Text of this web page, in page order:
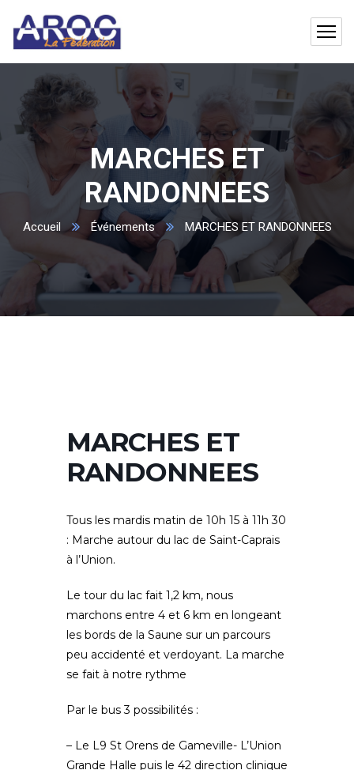
MARCHES ET
RANDONNEES
Accueil Événements MARCHES ET RANDONNEES
MARCHES ET
RANDONNEES
Tous les mardis matin de 10h 15 à 11h 30
: Marche autour du lac de Saint-Caprais
à l’Union.
Le tour du lac fait 1,2 km, nous
marchons entre 4 et 6 km en longeant
les bords de la Saune sur un parcours
peu accidenté et verdoyant. La marche
se fait à notre rythme
Par le bus 3 possibilités :
– Le L9 St Orens de Gameville- L’Union
Grande Halle puis le 42 direction clinique